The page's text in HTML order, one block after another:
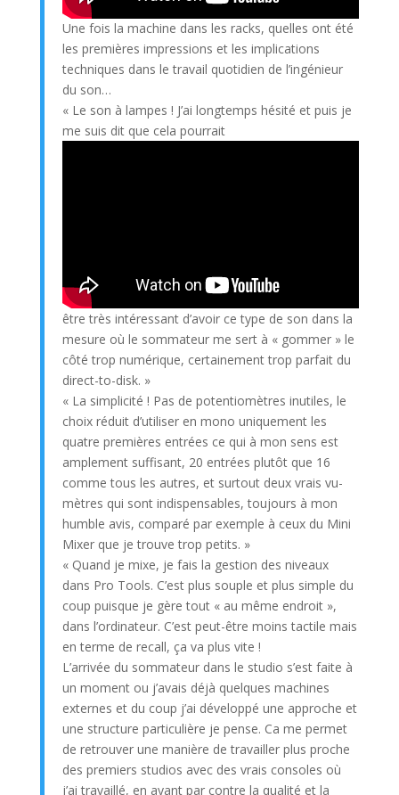
Une fois la machine dans les racks, quelles ont été
les premières impressions et les implications
techniques dans le travail quotidien de l’ingénieur
du son…
« Le son à lampes ! J’ai longtemps hésité et puis je
me suis dit que cela pourrait
être très intéressant d’avoir ce type de son dans la
mesure où le sommateur me sert à « gommer » le
côté trop numérique, certainement trop parfait du
direct-to-disk. »
« La simplicité ! Pas de potentiomètres inutiles, le
choix réduit d’utiliser en mono uniquement les
quatre premières entrées ce qui à mon sens est
amplement suffisant, 20 entrées plutôt que 16
comme tous les autres, et surtout deux vrais vu-
mètres qui sont indispensables, toujours à mon
humble avis, comparé par exemple à ceux du Mini
Mixer que je trouve trop petits. »
« Quand je mixe, je fais la gestion des niveaux
dans Pro Tools. C’est plus souple et plus simple du
coup puisque je gère tout « au même endroit »,
dans l’ordinateur. C’est peut-être moins tactile mais
en terme de recall, ça va plus vite !
L’arrivée du sommateur dans le studio s’est faite à
un moment ou j’avais déjà quelques machines
externes et du coup j’ai développé une approche et
une structure particulière je pense. Ca me permet
de retrouver une manière de travailler plus proche
des premiers studios avec des vrais consoles où
j’ai travaillé, en ayant par contre la qualité et la